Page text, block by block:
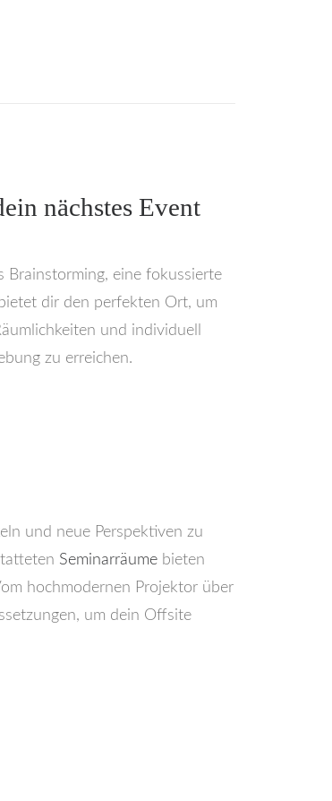
nächstes Event
Brainstorming, eine fokussierte
dir den perfekten Ort, um
und individuell
zu erreichen.
und neue Perspektiven zu
Seminarräume bieten
hochmodernen Projektor über
um dein Offsite